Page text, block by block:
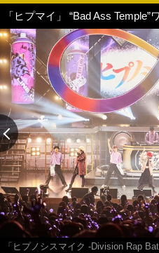
「ヒプノシスマイク -Division Rap